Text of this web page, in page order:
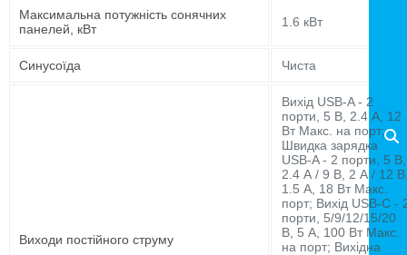
Максимальна потужність сонячних
панелей, кВт
1.6 кВт
Синусоїда Чиста
Виходи постійного струму
Вихід USB-A - 2
порти, 5 В, 2.4 А, 12
Вт Макс. на порт;
Швидка зарядка
USB-A - 2 порти, 5 В,
2.4 А / 9 В, 2 А / 12
1.5 А, 18 Вт Макс.
порт; Вихід USB-C -
порти, 5/9/12/15/20
В, 5 А, 100 Вт Макс.
на порт; Вихідна